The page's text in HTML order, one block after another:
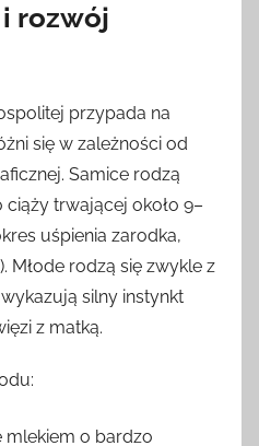
rozwój
przypada na
się w zależności od
Samice rodzą
trwającej około 9–
uśpienia zarodka,
Młode rodzą się zwykle z
silny instynkt
z matką.
mlekiem o bardzo